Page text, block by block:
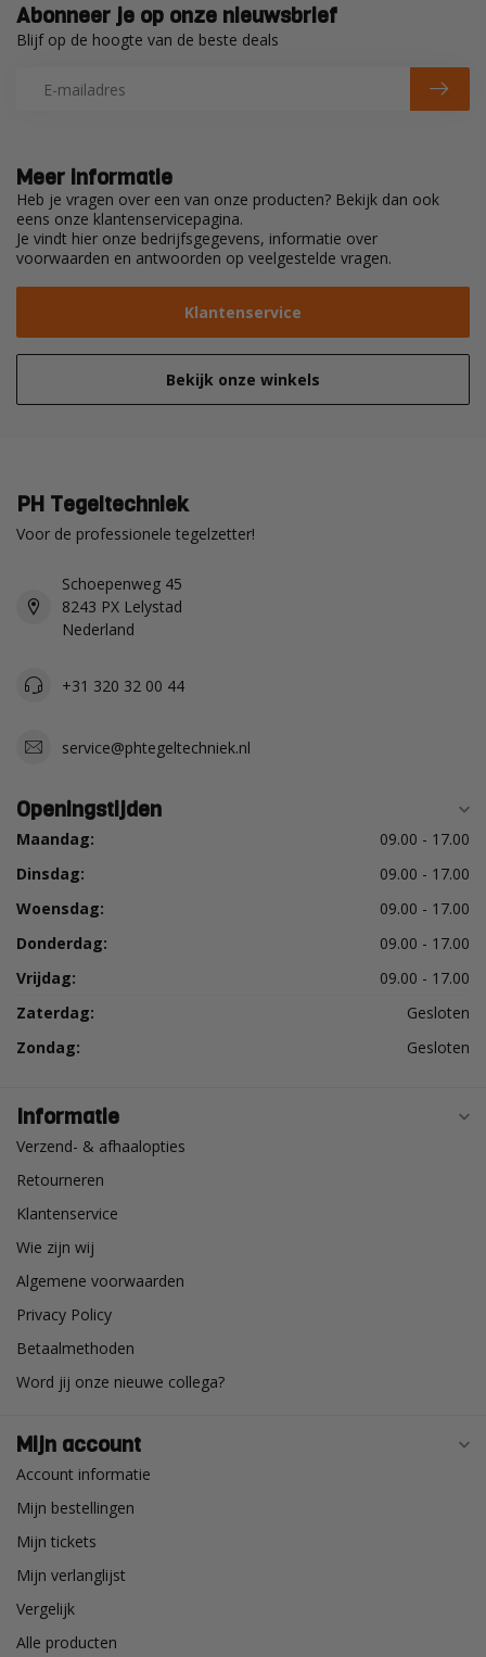
Meer informatie
Heb je vragen over een van onze producten? Bekijk dan ook
eens onze klantenservicepagina.
Je vindt hier onze bedrijfsgegevens, informatie over
voorwaarden en antwoorden op veelgestelde vragen.
Klantenservice
Bekijk onze winkels
Abonneer je op onze nieuwsbrief
Blijf op de hoogte van de beste deals
PH Tegeltechniek
Voor de professionele tegelzetter!
Schoepenweg 45
8243 PX Lelystad
Nederland
+31 320 32 00 44
service@phtegeltechniek.nl
Openingstijden
Maandag:
09.00 - 17.00
Dinsdag:
09.00 - 17.00
Woensdag:
09.00 - 17.00
Donderdag:
09.00 - 17.00
Vrijdag:
09.00 - 17.00
Zaterdag:
Gesloten
Zondag:
Gesloten
Informatie
Verzend- & afhaalopties
Retourneren
Klantenservice
Wie zijn wij
Algemene voorwaarden
Privacy Policy
Betaalmethoden
Word jij onze nieuwe collega?
Mijn account
Account informatie
Mijn bestellingen
Mijn tickets
Mijn verlanglijst
Vergelijk
Alle producten